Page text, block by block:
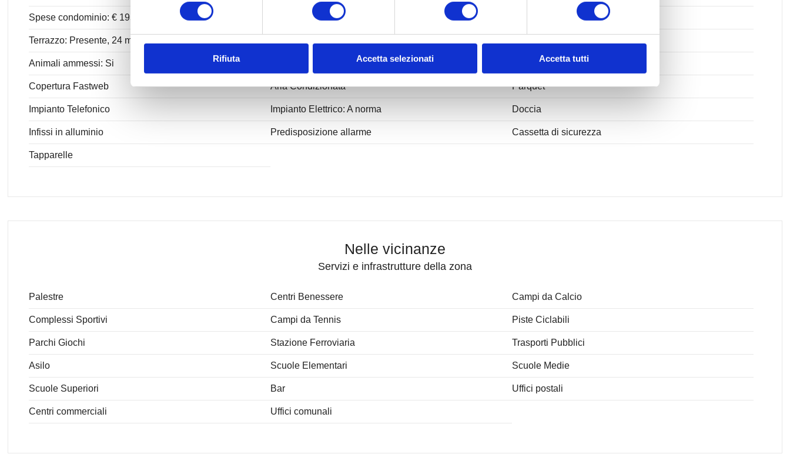
Rifiuta Accetta selezionati Accetta tutti
Spese condominio: € 195 Esposizione: sud/ovest Balconi: Presente
Terrazzo: Presente, 24 mq
Animali ammessi: Si Copertura ADSL
Copertura Fastweb Aria Condizionata Parquet
Impianto Telefonico Impianto Elettrico: A norma Doccia
Infissi in alluminio Predisposizione allarme Cassetta di sicurezza
Tapparelle
Nelle vicinanze
Servizi e infrastrutture della zona
Palestre Centri Benessere Campi da Calcio
Complessi Sportivi Campi da Tennis Piste Ciclabili
Parchi Giochi Stazione Ferroviaria Trasporti Pubblici
Asilo Scuole Elementari Scuole Medie
Scuole Superiori Bar Uffici postali
Centri commerciali Uffici comunali